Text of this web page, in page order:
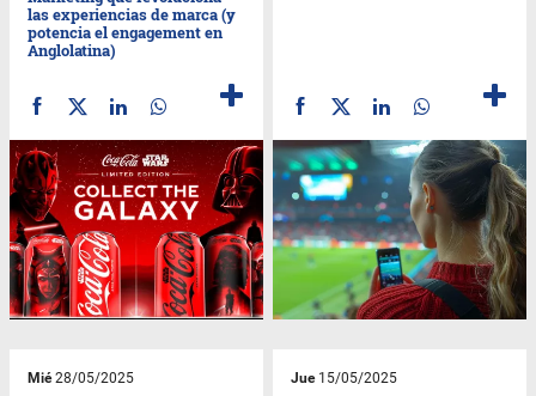
las experiencias de marca (y
potencia el engagement en
Anglolatina)
Mié28/05/2025 Jue15/05/2025